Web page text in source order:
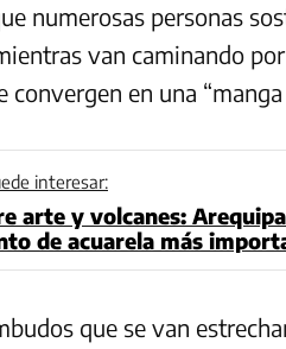
numerosas personas
van caminando
en una “manga
interesar:
arte y volcanes:
de acuarela más
que se van